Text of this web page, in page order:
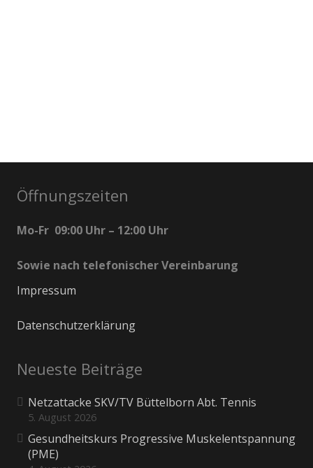
Öffnungszeiten
Mo-Fr 09:00 Uhr – 12:00 Uhr
Sowie nach telefonischer Vereinbarung
Impressum
Datenschutzerklärung
Neueste Beiträge
Netzattacke SKV/TV Büttelborn Abt. Tennis
5. August 2026
Gesundheitskurs Progressive Muskelentspannung
(PME)